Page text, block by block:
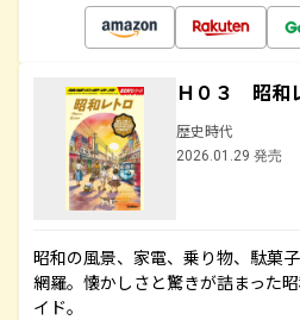
Ｈ０３ 昭和
歴史時代
2026.01.29 発売
昭和の風景、家電、乗り物、駄菓
網羅。懐かしさと驚きが詰まった
イド。